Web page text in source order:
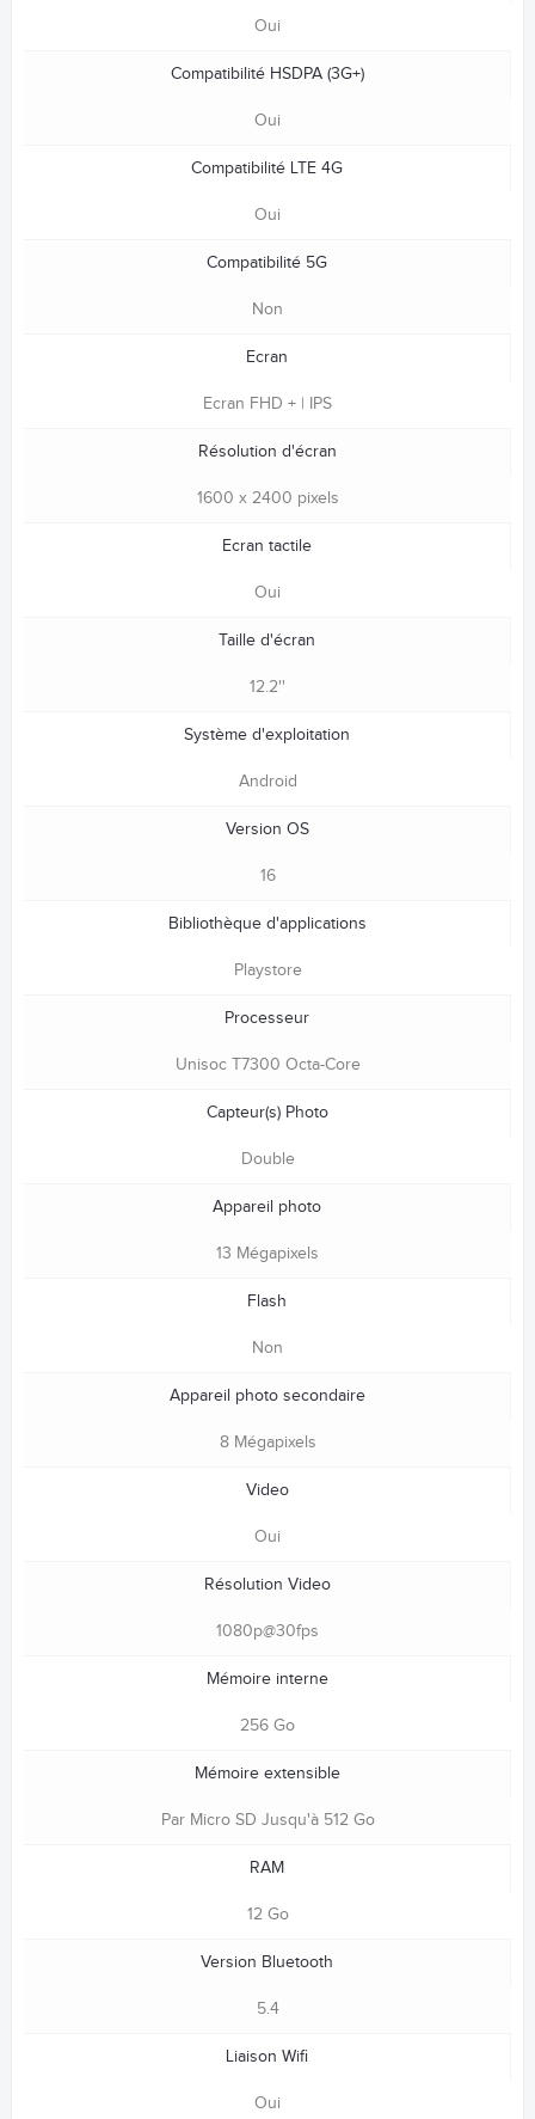
Oui
Compatibilité HSDPA (3G+)
Oui
Compatibilité LTE 4G
Oui
Compatibilité 5G
Non
Ecran
Ecran FHD + | IPS
Résolution d'écran
1600 x 2400 pixels
Ecran tactile
Oui
Taille d'écran
12.2''
Système d'exploitation
Android
Version OS
16
Bibliothèque d'applications
Playstore
Processeur
Unisoc T7300 Octa-Core
Capteur(s) Photo
Double
Appareil photo
13 Mégapixels
Flash
Non
Appareil photo secondaire
8 Mégapixels
Video
Oui
Résolution Video
1080p@30fps
Mémoire interne
256 Go
Mémoire extensible
Par Micro SD Jusqu'à 512 Go
RAM
12 Go
Version Bluetooth
5.4
Liaison Wifi
Oui